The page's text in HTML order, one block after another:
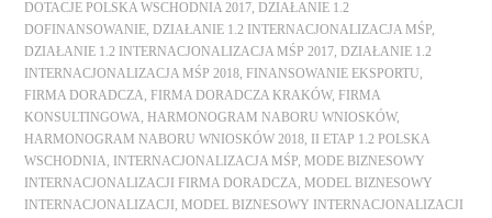
DOTACJE POLSKA WSCHODNIA 2017
DZIAŁANIE 1.2
DOFINANSOWANIE
DZIAŁANIE 1.2 INTERNACJONALIZACJA MŚP
DZIAŁANIE 1.2 INTERNACJONALIZACJA MŚP 2017
DZIAŁANIE 1.2
INTERNACJONALIZACJA MŚP 2018
FINANSOWANIE EKSPORTU
FIRMA DORADCZA
FIRMA DORADCZA KRAKÓW, FIRMA
KONSULTINGOWA
HARMONOGRAM NABORU WNIOSKÓW,
HARMONOGRAM NABORU WNIOSKÓW 2018
II ETAP 1.2 POLSKA
WSCHODNIA
INTERNACJONALIZACJA MŚP
MODE BIZNESOWY
INTERNACJONALIZACJI FIRMA DORADCZA
MODEL BIZNESOWY
INTERNACJONALIZACJI
MODEL BIZNESOWY INTERNACJONALIZACJI